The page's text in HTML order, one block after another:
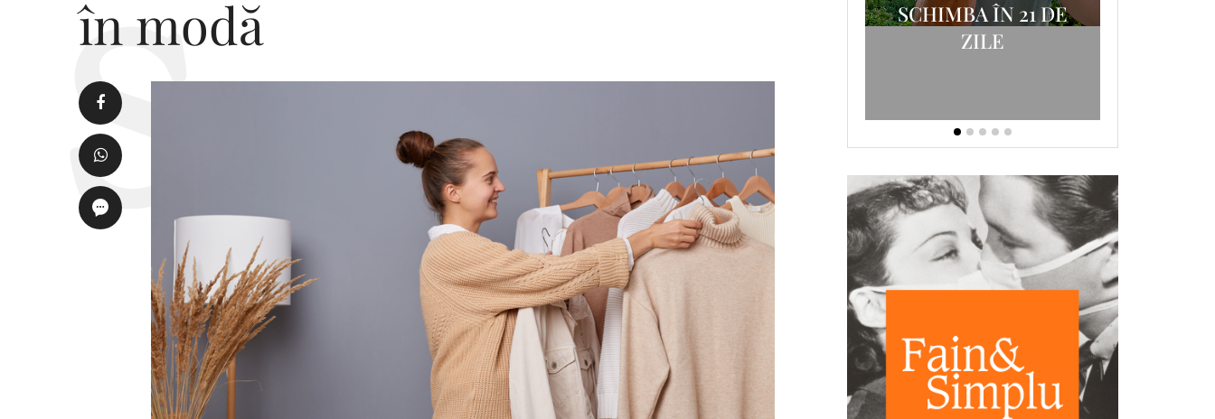
în modă
SCHIMBA ÎN 21 DE
ZILE